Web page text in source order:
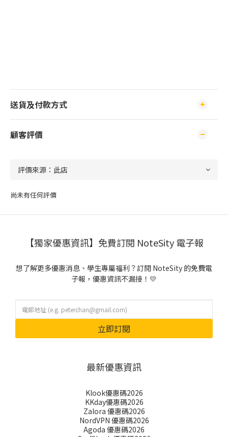
送貨及付款方式
顧客評價
尚未有任何評價
【獨家優惠資訊】免費訂閱 NoteSity 電子報
想了解更多優惠消息、學生專屬福利？訂閱 NoteSity 的免費電
子報，優惠資訊不漏接！💛
立即訂閱
最新優惠資訊
Klook優惠碼2026
KKday優惠碼2026
Zalora 優惠碼2026
NordVPN 優惠碼2026
Agoda 優惠碼2026